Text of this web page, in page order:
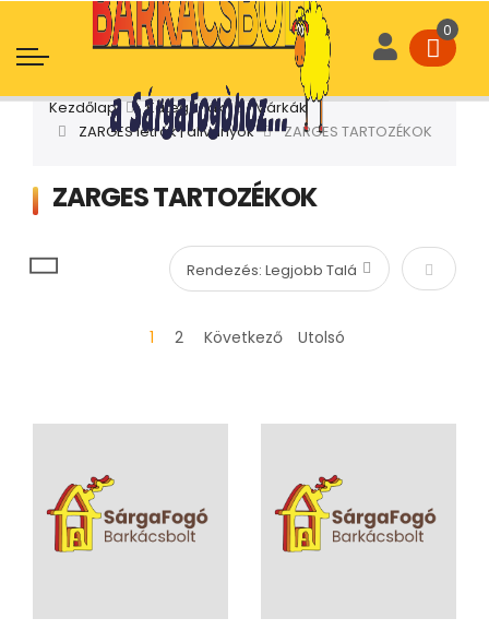
Kezdőlap Kategóriák
Márkák
ZARGES létrák | állványok
ZARGES TARTOZÉKOK
ZARGES TARTOZÉKOK
1 2 Következő Utolsó